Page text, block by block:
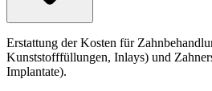
Erstattung der Kosten für
Kunststofffüllungen, Inlays) und
Implantate).